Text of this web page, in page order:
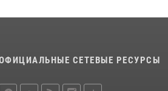
СЕТЕВЫЕ РЕСУРСЫ